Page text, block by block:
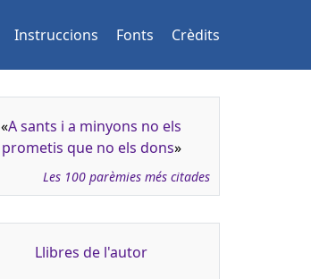
Instruccions Fonts Crèdits
«A sants i a minyons no els
prometis que no els dons»
Les 100 parèmies més citades
Llibres de l'autor